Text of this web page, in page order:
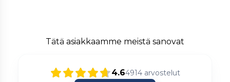
Tätä asiakkaamme meistä sanovat
4.64914 arvostelut